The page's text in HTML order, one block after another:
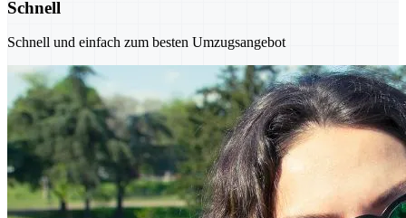
Schnell
Schnell und einfach zum besten Umzugsangebot